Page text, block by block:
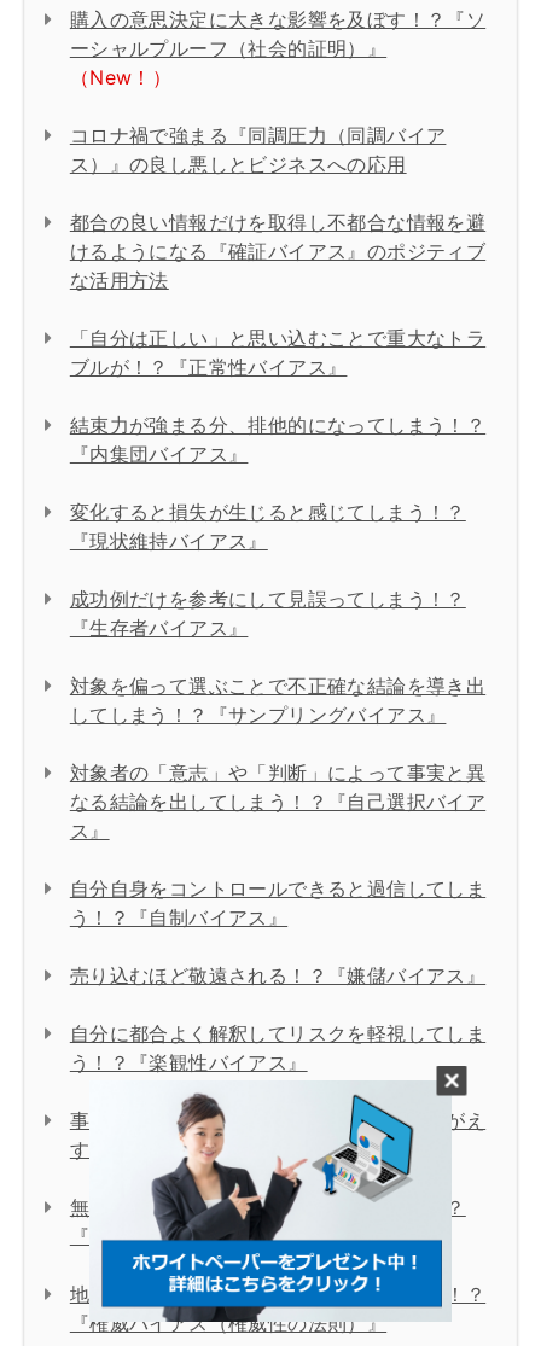
購入の意思決定に大きな影響を及ぼす！？『ソ
ーシャルプルーフ（社会的証明）』
（New！）
コロナ禍で強まる『同調圧力（同調バイア
ス）』の良し悪しとビジネスへの応用
都合の良い情報だけを取得し不都合な情報を避
けるようになる『確証バイアス』のポジティブ
な活用方法
「自分は正しい」と思い込むことで重大なトラ
ブルが！？『正常性バイアス』
結束力が強まる分、排他的になってしまう！？
『内集団バイアス』
変化すると損失が生じると感じてしまう！？
『現状維持バイアス』
成功例だけを参考にして見誤ってしまう！？
『生存者バイアス』
対象を偏って選ぶことで不正確な結論を導き出
してしまう！？『サンプリングバイアス』
対象者の「意志」や「判断」によって事実と異
なる結論を出してしまう！？『自己選択バイア
ス』
自分自身をコントロールできると過信してしま
う！？『自制バイアス』
売り込むほど敬遠される！？『嫌儲バイアス』
自分に都合よく解釈してリスクを軽視してしま
う！？『楽観性バイアス』
事後に「自分はそうなると思った」とひるがえ
す！？『後知恵バイアス』
無意識の思い込みが悪影響を引き起こす！？
『アンコンシャスバイアス』
地位や肩書きによって過大評価してしまう！？
『権威バイアス（権威性の法則）』